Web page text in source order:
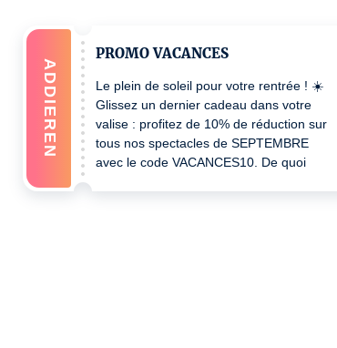
PROMO VACANCES
Le plein de soleil pour votre rentrée ! ☀️
Glissez un dernier cadeau dans votre
valise : profitez de 10% de réduction sur
tous nos spectacles de SEPTEMBRE
avec le code VACANCES10. De quoi
ADDIEREN